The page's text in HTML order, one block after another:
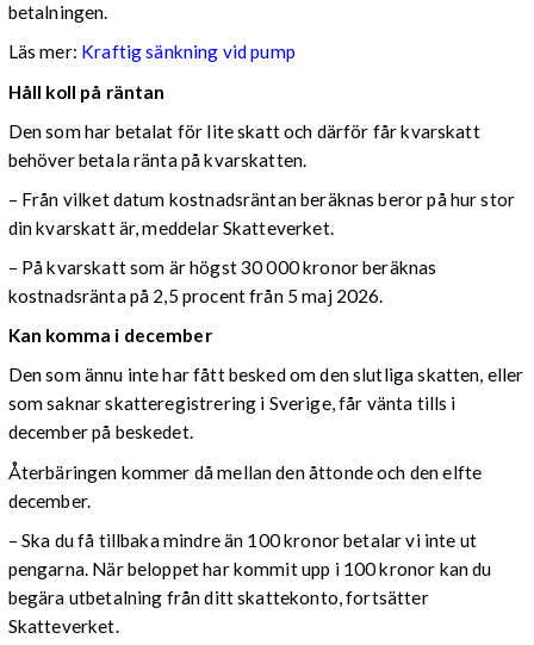
betalningen.
Läs mer: Kraftig sänkning vid pump
Håll koll på räntan
Den som har betalat för lite skatt och därför får kvarskatt
behöver betala ränta på kvarskatten.
– Från vilket datum kostnadsräntan beräknas beror på hur stor
din kvarskatt är, meddelar Skatteverket.
– På kvarskatt som är högst 30 000 kronor beräknas
kostnadsränta på 2,5 procent från 5 maj 2026.
Kan komma i december
Den som ännu inte har fått besked om den slutliga skatten, eller
som saknar skatteregistrering i Sverige, får vänta tills i
december på beskedet.
Återbäringen kommer då mellan den åttonde och den elfte
december.
– Ska du få tillbaka mindre än 100 kronor betalar vi inte ut
pengarna. När beloppet har kommit upp i 100 kronor kan du
begära utbetalning från ditt skattekonto, fortsätter
Skatteverket.